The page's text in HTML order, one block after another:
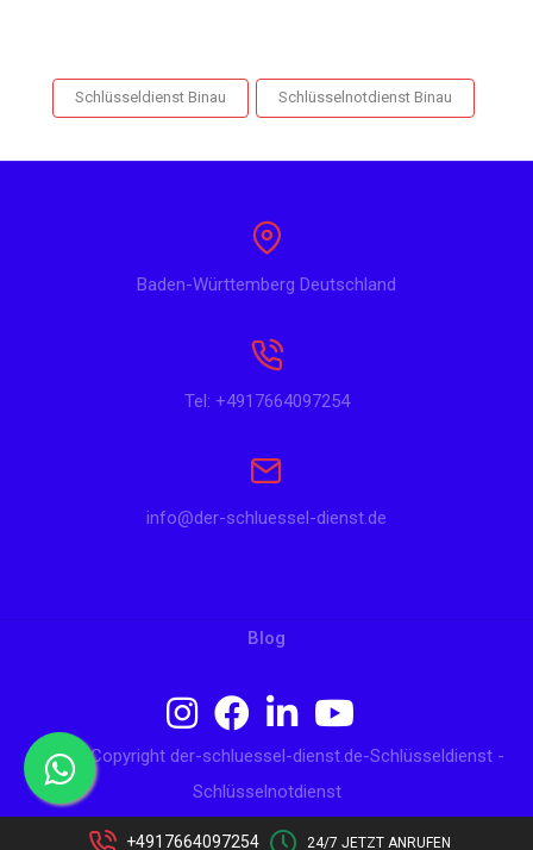
Schlüsseldienst Binau Schlüsselnotdienst Binau
Baden-Württemberg Deutschland
Tel: +4917664097254
info@der-schluessel-dienst.de
Blog
© 2024 Copyright der-schluessel-dienst.de-Schlüsseldienst -
Schlüsselnotdienst
+4917664097254 24/7 JETZT ANRUFEN